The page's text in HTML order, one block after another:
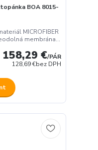
BOA 8015-
MICROFIBER
membrána...
158,29 €/PÁR
128,69 €bez DPH